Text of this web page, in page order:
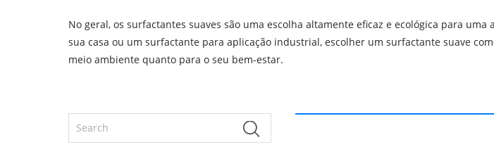
No geral, os surfactantes suaves são uma escolha altamente eficaz e ecológica para
sua casa ou um surfactante para aplicação industrial, escolher um surfactante suave
meio ambiente quanto para o seu bem-estar.